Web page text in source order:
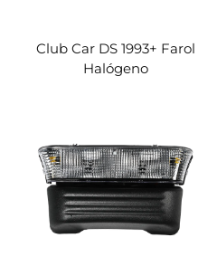
Club Car DS 1993+ Farol
Halógeno